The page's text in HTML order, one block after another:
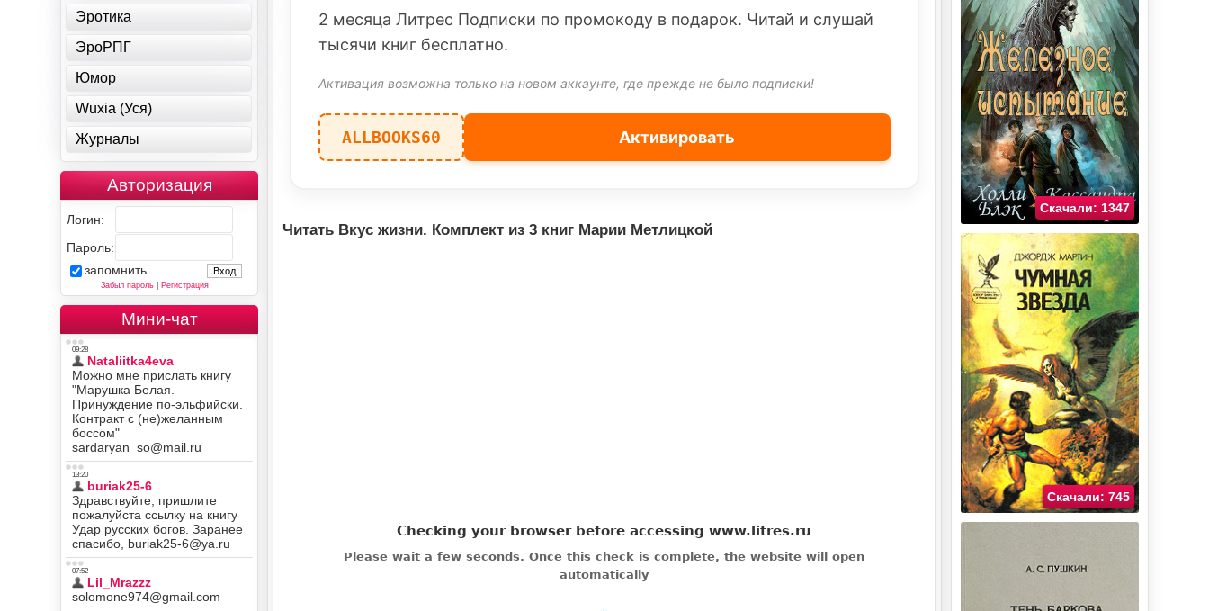
2 месяца Литрес Подписки по промокоду в подарок. Читай и слушай
тысячи книг бесплатно.
Активация возможна только на новом аккаунте, где прежде не было подписки!
ALLBOOKS60 Активировать
Читать Вкус жизни. Комплект из 3 книг Марии Метлицкой
Эротика
ЭроРПГ
Юмор
Wuxia (Уся)
Журналы
Авторизация
Логин:
Пароль:
запомнить
Забыл пароль| Регистрация
Мини-чат
Скачали: 1347
Скачали: 745